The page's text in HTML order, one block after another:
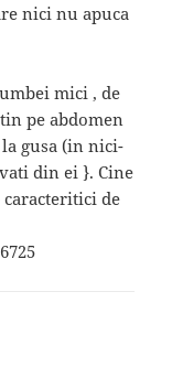
nici nu apuca
mici , de
pe abdomen
gusa (in nici-
din ei }. Cine
caracteritici de